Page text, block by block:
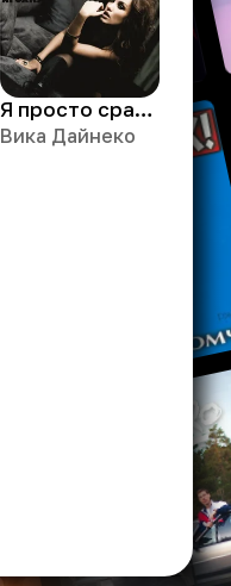
Я просто сразу от тебя уйду
Вика Дайнеко